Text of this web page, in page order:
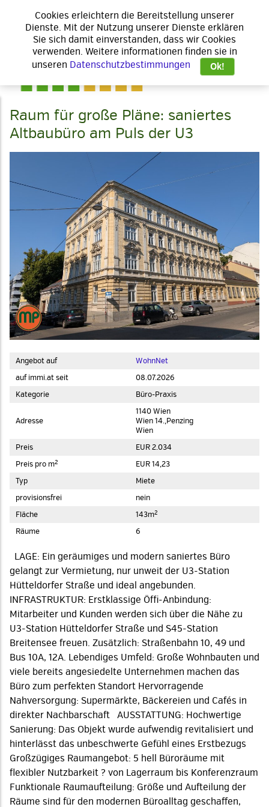
Raum für große Pläne: saniertes
Altbaubüro am Puls der U3
Angebot auf
WohnNet
auf immi.at seit
08.07.2026
Kategorie
Büro-Praxis
Adresse
1140 Wien
Wien 14.,Penzing
Wien
Preis
EUR 2.034
Preis pro m2
EUR 14,23
Typ
Miete
provisionsfrei
nein
Fläche
143m2
Räume 6
LAGE: Ein geräumiges und modern saniertes Büro
gelangt zur Vermietung, nur unweit der U3-Station
Hütteldorfer Straße und ideal angebunden.
INFRASTRUKTUR: Erstklassige Öffi-Anbindung:
Mitarbeiter und Kunden werden sich über die Nähe zu
U3-Station Hütteldorfer Straße und S45-Station
Breitensee freuen. Zusätzlich: Straßenbahn 10, 49 und
Bus 10A, 12A. Lebendiges Umfeld: Große Wohnbauten und
viele bereits angesiedelte Unternehmen machen das
Büro zum perfekten Standort Hervorragende
Nahversorgung: Supermärkte, Bäckereien und Cafés in
direkter Nachbarschaft AUSSTATTUNG: Hochwertige
Sanierung: Das Objekt wurde aufwendig revitalisiert und
hinterlässt das unbeschwerte Gefühl eines Erstbezugs
Großzügiges Raumangebot: 5 hell Büroräume mit
flexibler Nutzbarkeit ? von Lagerraum bis Konferenzraum
Funktionale Raumaufteilung: Größe und Aufteilung der
Räume sind für den modernen Büroalltag geschaffen,
Cookies erleichtern die Bereitstellung unserer
Dienste. Mit der Nutzung unserer Dienste erklären
Sie sich damit einverstanden, dass wir Cookies
verwenden. Weitere informationen finden sie in
unseren Datenschutzbestimmungen Ok!